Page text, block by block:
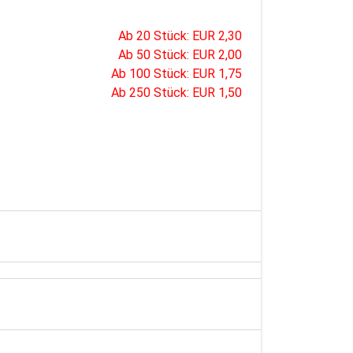
Ab 20 Stück: EUR 2,30
Ab 50 Stück: EUR 2,00
Ab 100 Stück: EUR 1,75
Ab 250 Stück: EUR 1,50